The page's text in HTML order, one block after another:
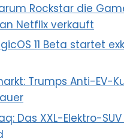
Rockstar die
Netflix verkauft
11 Beta startet
Trumps Anti-EV-
Das XXL-Elektro-